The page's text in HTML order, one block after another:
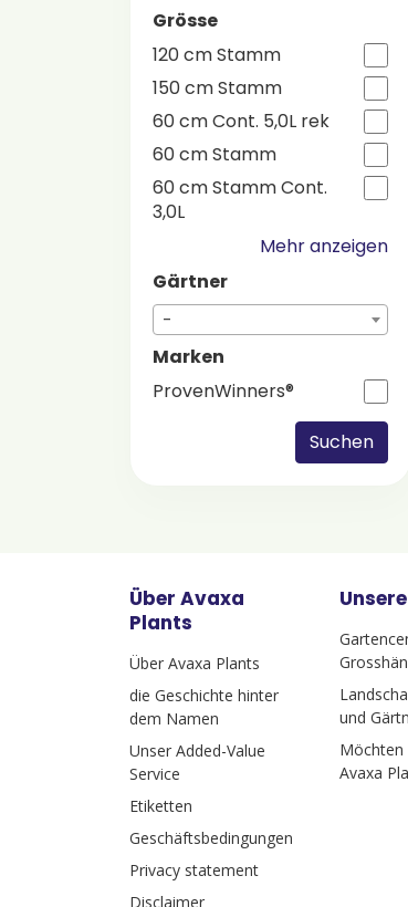
Grösse
120 cm Stamm
150 cm Stamm
60 cm Cont. 5,0L rek
60 cm Stamm
60 cm Stamm Cont.
3,0L
Mehr anzeigen
Gärtner
-
Marken
ProvenWinners®
Suchen
Über Avaxa
Plants
Über Avaxa Plants
die Geschichte hinter
dem Namen
Unser Added-Value
Service
Etiketten
Geschäftsbedingungen
Privacy statement
Disclaimer
und
Möchten
Avaxa